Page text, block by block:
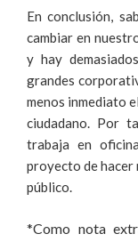
En conclusión,
cambiar en
y hay
grandes
menos inmediato
ciudadano. Por
trabaja en
proyecto de hacer
público.
*Como nota